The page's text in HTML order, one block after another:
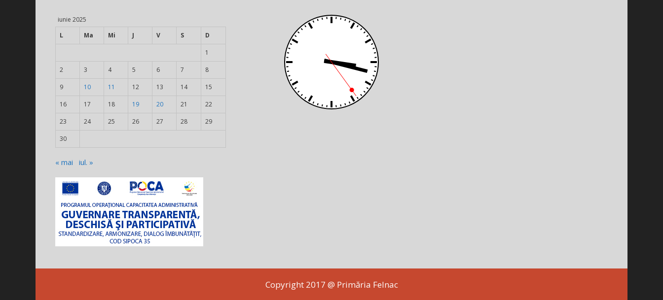
iunie 2025
L
Ma Mi J V S D
1
2 3 4 5 6 7 8
9 10 11 12 13 14 15
16 17 18 19 20 21 22
23 24 25 26 27 28 29
30
« mai iul. »
Copyright 2017 @ Primăria Felnac